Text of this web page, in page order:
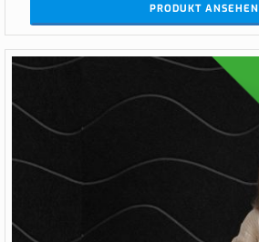
PRODUKT ANSEHEN